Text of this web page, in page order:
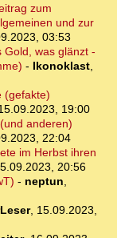
zum
und zur
03:53
Gold, was glänzt -
- Ikonoklast
(gefakte)
19:00
anderen)
22:04
im Herbst ihren
20:56
- neptun
, 15.09.2023,